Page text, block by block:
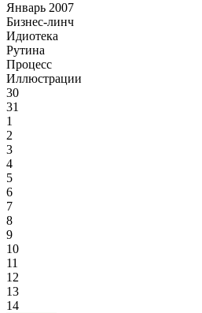
Январь 2007
Бизнес-линч
Идиотека
Рутина
Процесс
Иллюстрации
30
31
1
2
3
4
5
6
7
8
9
10
11
12
13
14